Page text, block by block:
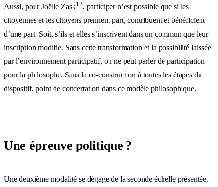
Aussi, pour Joëlle Zask12, participer n’est possible que si les
citoyennes et les citoyens prennent part, contribuent et bénéficient
d’une part. Soit, s’ils et elles s’inscrivent dans un commun que leur
inscription modifie. Sans cette transformation et la possibilité laissée
par l’environnement participatif, on ne peut parler de participation
pour la philosophe. Sans la co-construction à toutes les étapes du
dispositif, point de concertation dans ce modèle philosophique.
Une épreuve politique ?
Une deuxième modalité se dégage de la seconde échelle présentée.